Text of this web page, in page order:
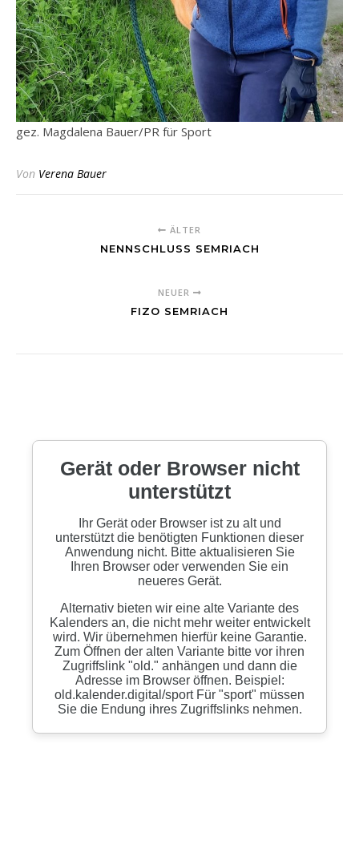
gez. Magdalena Bauer/PR für Sport
Von Verena Bauer
ÄLTER
NENNSCHLUSS SEMRIACH
NEUER
FIZO SEMRIACH